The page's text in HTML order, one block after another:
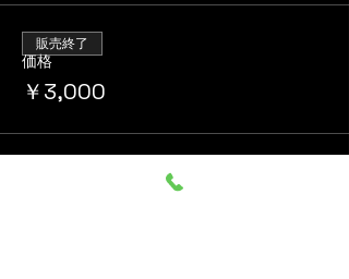
価格
￥3,000
販売終了